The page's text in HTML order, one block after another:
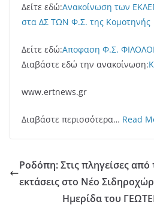
Δείτε εδώ:Ανακοίνωση των
στα ΔΣ ΤΩΝ Φ.Σ. της Κομοτηνής
Δείτε εδώ:Αποφαση Φ.Σ.
Διαβάστε εδώ την ανακοίνωση:
www.ertnews.gr
Διαβάστε περισσότερα… Read
Ροδόπη: Στις πληγείσες από
εκτάσεις στο Νέο
Ημερίδα του